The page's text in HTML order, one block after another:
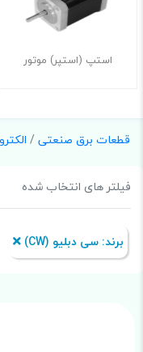
استپ (استپر) موتور
قطعات برق صنعتی/
فیلتر های انتخاب شده
برند:‌ سی دبلیو (CW)